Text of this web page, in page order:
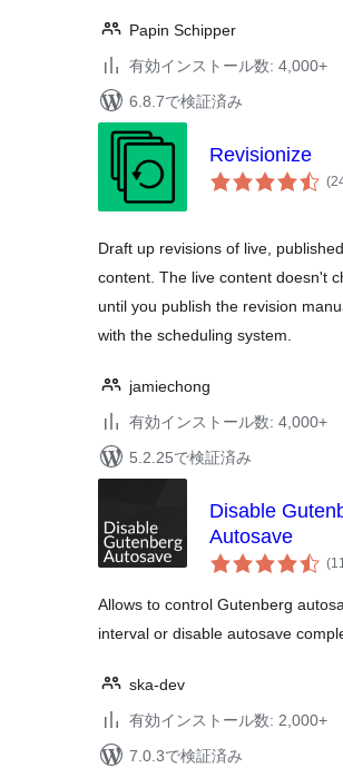
Papin Schipper
有効インストール数: 4,000+
6.8.7で検証済み
Revisionize
Draft up revisions of live, published
content. The live content doesn't
until you publish the revision
with the scheduling system.
jamiechong
有効インストール数: 4,000+
5.2.25で検証済み
Disable
Autosave
Allows to control Gutenberg
interval or disable autosave
ska-dev
有効インストール数: 2,000+
7.0.3で検証済み